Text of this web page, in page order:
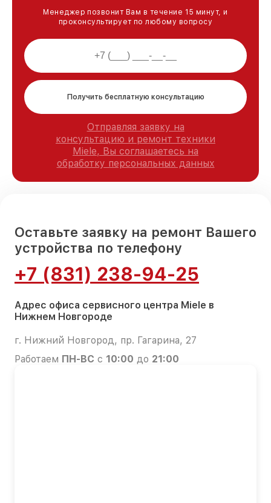
Менеджер позвонит Вам в течение 15 минут, и
проконсультирует по любому вопросу
Получить бесплатную консультацию
Отправляя заявку на
консультацию и ремонт техники
Miele, Вы соглашаетесь на
обработку персональных данных
Оставьте заявку на ремонт Вашего
устройства по телефону
+7 (831) 238-94-25
Адрес офиса сервисного центра Miele в
Нижнем Новгороде
г. Нижний Новгород, пр. Гагарина, 27
Работаем ПН-ВС с 10:00 до 21:00